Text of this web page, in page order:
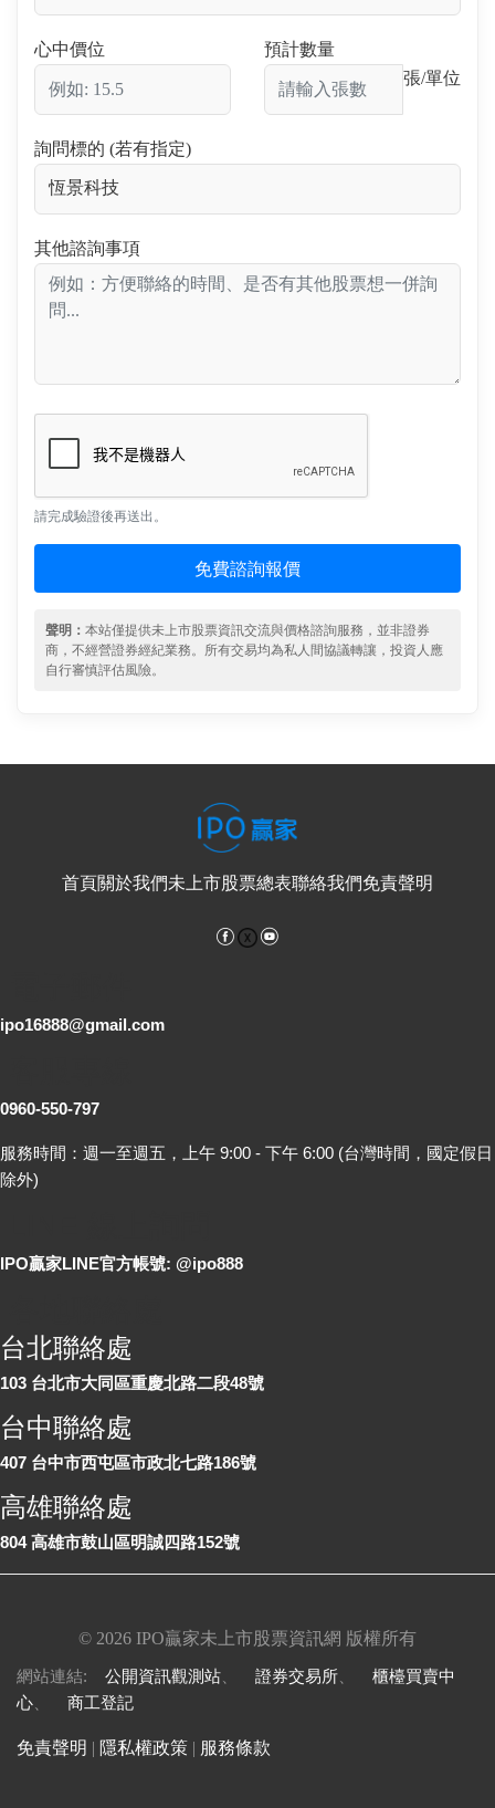
心中價位
預計數量
張/單位
詢問標的 (若有指定)
其他諮詢事項
請完成驗證後再送出。
免費諮詢報價
聲明： 本站僅提供未上市股票資訊交流與價格諮詢服務，並非證券
商，不經營證券經紀業務。所有交易均為私人間協議轉讓，投資人應
自行審慎評估風險。
首頁關於我們未上市股票總表聯絡我們免責聲明
Facebook
ipo16888@gmail.com
0960-550-797
服務時間：週一至週五，上午 9:00 - 下午 6:00 (台灣時間，國定假日
除外)
IPO贏家LINE官方帳號: @ipo888
台北聯絡處
103 台北市大同區重慶北路二段48號
台中聯絡處
407 台中市西屯區市政北七路186號
高雄聯絡處
804 高雄市鼓山區明誠四路152號
© 2026 IPO贏家未上市股票資訊網 版權所有
網站連結: 公開資訊觀測站 證券交易所
櫃檯買賣中
心
商工登記
免責聲明 | 隱私權政策 | 服務條款